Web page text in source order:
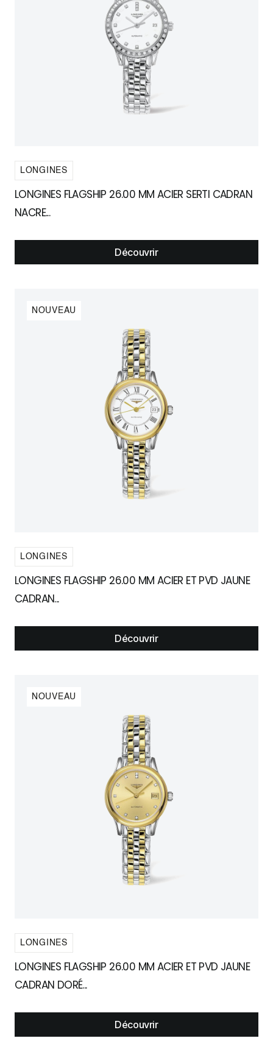
LONGINES
LONGINES FLAGSHIP 26.00 MM ACIER SERTI CADRAN
NACRE...
Découvrir
LONGINES
LONGINES FLAGSHIP 26.00 MM ACIER ET PVD JAUNE
CADRAN...
Découvrir
NOUVEAU
LONGINES
LONGINES FLAGSHIP 26.00 MM ACIER ET PVD JAUNE
CADRAN DORÉ...
Découvrir
NOUVEAU